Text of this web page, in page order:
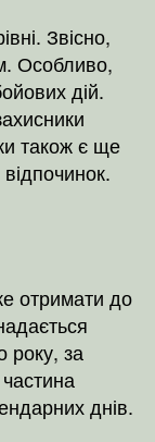
Звісно,
Особливо,
дій.
також є ще
отримати до
року, за
днів.